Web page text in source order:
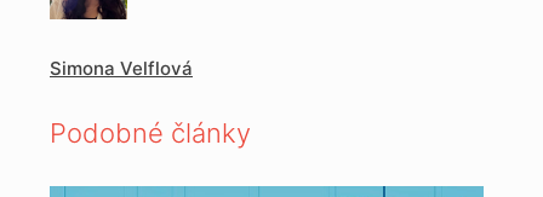
Simona Velflová
Podobné články